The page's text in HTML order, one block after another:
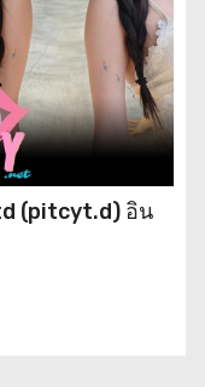
(pitcyt.d) อิน